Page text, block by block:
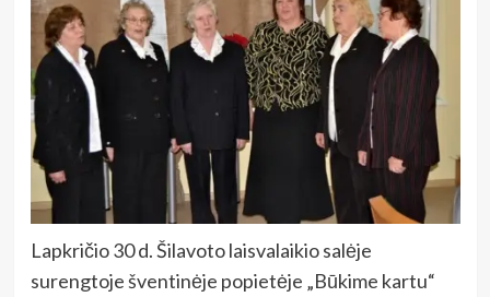
Lapkričio 30 d. Šilavoto laisvalaikio salėje
surengtoje šventinėje popietėje „Būkime kartu“